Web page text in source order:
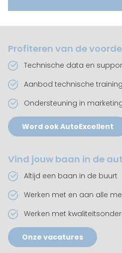
Profiteren van de
Technische data en
Aanbod technische
Ondersteuning in
Word ook AutoExcellent
Vind jouw baan in de
Altijd een baan in de buurt
Werken met en aan alle
Werken met
Onze vacatures